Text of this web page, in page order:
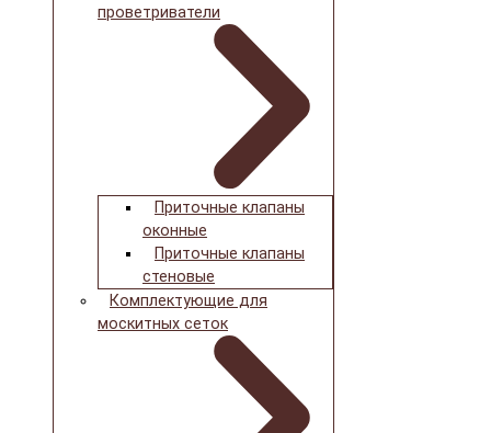
проветриватели
Приточные клапаны
оконные
Приточные клапаны
стеновые
Комплектующие для
москитных сеток